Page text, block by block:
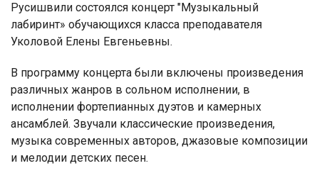
Русишвили состоялся концерт "Музыкальный
лабиринт» обучающихся класса преподавателя
Уколовой Елены Евгеньевны.
В программу концерта были включены произведения
различных жанров в сольном исполнении, в
исполнении фортепианных дуэтов и камерных
ансамблей. Звучали классические произведения,
музыка современных авторов, джазовые композиции
и мелодии детских песен.